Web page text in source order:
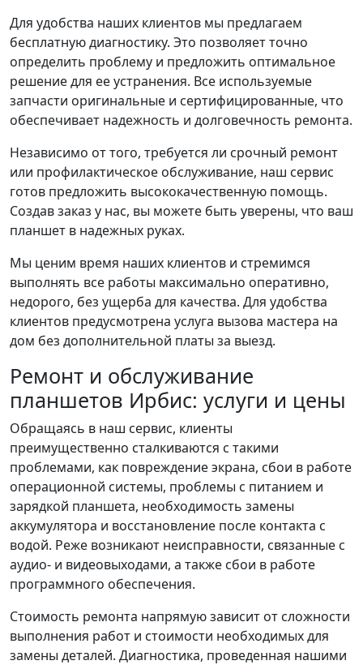
Для удобства наших клиентов мы предлагаем
бесплатную диагностику. Это позволяет точно
определить проблему и предложить оптимальное
решение для ее устранения. Все используемые
запчасти оригинальные и сертифицированные, что
обеспечивает надежность и долговечность ремонта.
Независимо от того, требуется ли срочный ремонт
или профилактическое обслуживание, наш сервис
готов предложить высококачественную помощь.
Создав заказ у нас, вы можете быть уверены, что ваш
планшет в надежных руках.
Мы ценим время наших клиентов и стремимся
выполнять все работы максимально оперативно,
недорого, без ущерба для качества. Для удобства
клиентов предусмотрена услуга вызова мастера на
дом без дополнительной платы за выезд.
Ремонт и обслуживание
планшетов Ирбис: услуги и цены
Обращаясь в наш сервис, клиенты
преимущественно сталкиваются с такими
проблемами, как повреждение экрана, сбои в работе
операционной системы, проблемы с питанием и
зарядкой планшета, необходимость замены
аккумулятора и восстановление после контакта с
водой. Реже возникают неисправности, связанные с
аудио- и видеовыходами, а также сбои в работе
программного обеспечения.
Стоимость ремонта напрямую зависит от сложности
выполнения работ и стоимости необходимых для
замены деталей. Диагностика, проведенная нашими